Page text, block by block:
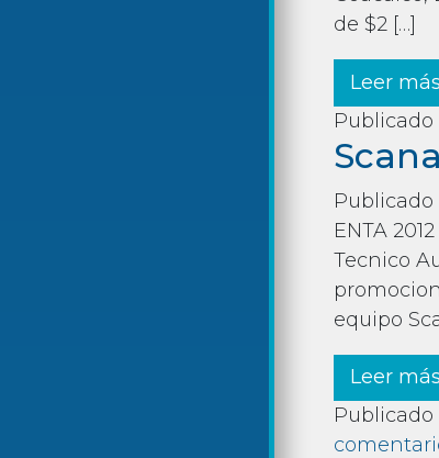
de $2 […]
Leer
Publicado
Publicado
ENTA
Tecnico
equipo
Leer
Publicado